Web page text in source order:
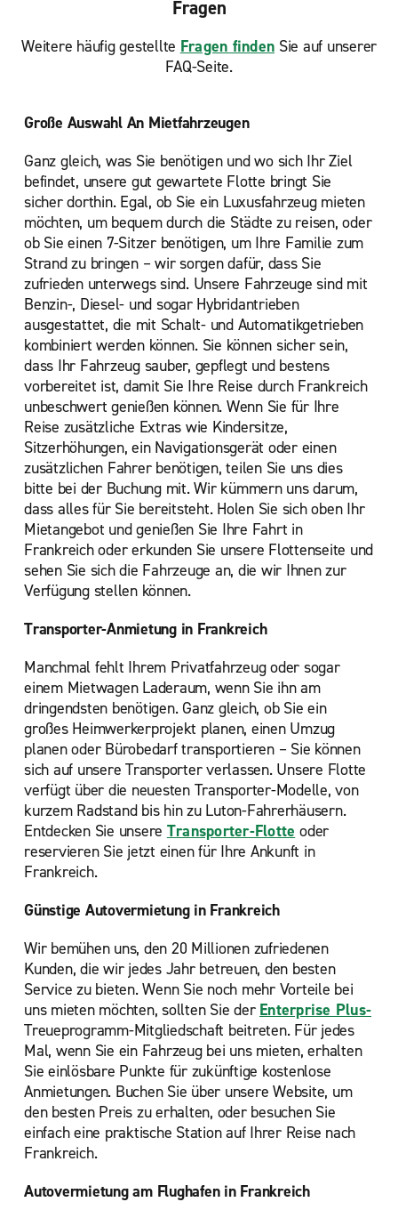
Fragen
Weitere häufig gestellte Fragen finden Sie auf unserer
FAQ-Seite.
Große Auswahl An Mietfahrzeugen
Ganz gleich, was Sie benötigen und wo sich Ihr Ziel
befindet, unsere gut gewartete Flotte bringt Sie
sicher dorthin. Egal, ob Sie ein Luxusfahrzeug mieten
möchten, um bequem durch die Städte zu reisen, oder
ob Sie einen 7-Sitzer benötigen, um Ihre Familie zum
Strand zu bringen – wir sorgen dafür, dass Sie
zufrieden unterwegs sind. Unsere Fahrzeuge sind mit
Benzin-, Diesel- und sogar Hybridantrieben
ausgestattet, die mit Schalt- und Automatikgetrieben
kombiniert werden können. Sie können sicher sein,
dass Ihr Fahrzeug sauber, gepflegt und bestens
vorbereitet ist, damit Sie Ihre Reise durch Frankreich
unbeschwert genießen können. Wenn Sie für Ihre
Reise zusätzliche Extras wie Kindersitze,
Sitzerhöhungen, ein Navigationsgerät oder einen
zusätzlichen Fahrer benötigen, teilen Sie uns dies
bitte bei der Buchung mit. Wir kümmern uns darum,
dass alles für Sie bereitsteht. Holen Sie sich oben Ihr
Mietangebot und genießen Sie Ihre Fahrt in
Frankreich oder erkunden Sie unsere Flottenseite und
sehen Sie sich die Fahrzeuge an, die wir Ihnen zur
Verfügung stellen können.
Transporter-Anmietung in Frankreich
Manchmal fehlt Ihrem Privatfahrzeug oder sogar
einem Mietwagen Laderaum, wenn Sie ihn am
dringendsten benötigen. Ganz gleich, ob Sie ein
großes Heimwerkerprojekt planen, einen Umzug
planen oder Bürobedarf transportieren – Sie können
sich auf unsere Transporter verlassen. Unsere Flotte
verfügt über die neuesten Transporter-Modelle, von
kurzem Radstand bis hin zu Luton-Fahrerhäusern.
Entdecken Sie unsere Transporter-Flotte oder
reservieren Sie jetzt einen für Ihre Ankunft in
Frankreich.
Günstige Autovermietung in Frankreich
Wir bemühen uns, den 20 Millionen zufriedenen
Kunden, die wir jedes Jahr betreuen, den besten
Service zu bieten. Wenn Sie noch mehr Vorteile bei
uns mieten möchten, sollten Sie der Enterprise Plus-
Treueprogramm-Mitgliedschaft beitreten. Für jedes
Mal, wenn Sie ein Fahrzeug bei uns mieten, erhalten
Sie einlösbare Punkte für zukünftige kostenlose
Anmietungen. Buchen Sie über unsere Website, um
den besten Preis zu erhalten, oder besuchen Sie
einfach eine praktische Station auf Ihrer Reise nach
Frankreich.
Autovermietung am Flughafen in Frankreich